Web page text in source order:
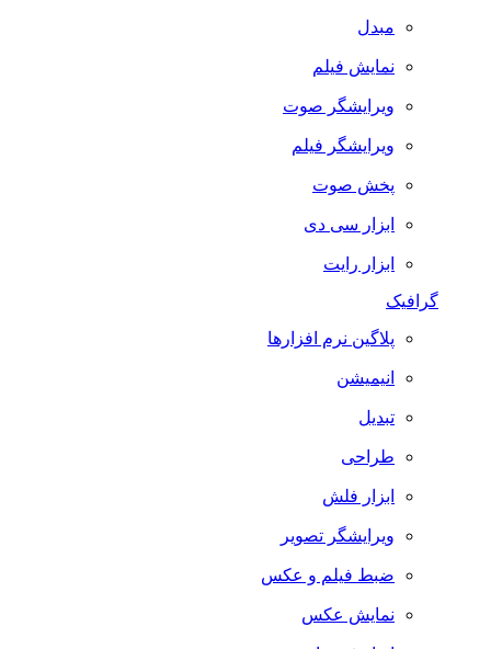
مبدل
نمایش فیلم
ویرایشگر صوت
ویرایشگر فیلم
پخش صوت
ابزار سی دی
ابزار رایت
گرافیک
پلاگین نرم افزارها
انیمیشن
تبدیل
طراحی
ابزار فلش
ویرایشگر تصویر
ضبط فيلم و عكس
نمایش عکس